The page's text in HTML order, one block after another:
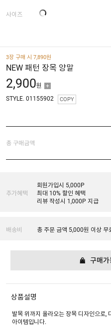
사이즈
3장 구매 시 7,890원
NEW 패턴 장목 양말
2,900원
STYLE. 01155902 COPY
총 구매금액
추가혜택
회원가입시 5,000P
최대 10% 할인 혜택
리뷰 작성시 1,000P 지급
배송비 총 주문 금액 5,000원 이상 무
구매가
상품설명
발목 위까지 올라오는 장목 디자인으로,
아이템입니다.